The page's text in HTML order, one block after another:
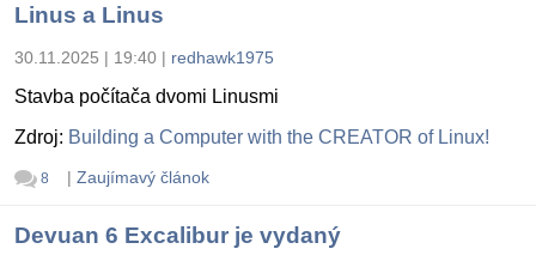
Linus a Linus
30.11.2025 | 19:40 | redhawk1975
Stavba počítača dvomi Linusmi
Zdroj: Building a Computer with the CREATOR of Linux!
8 | Zaujímavý článok
Devuan 6 Excalibur je vydaný